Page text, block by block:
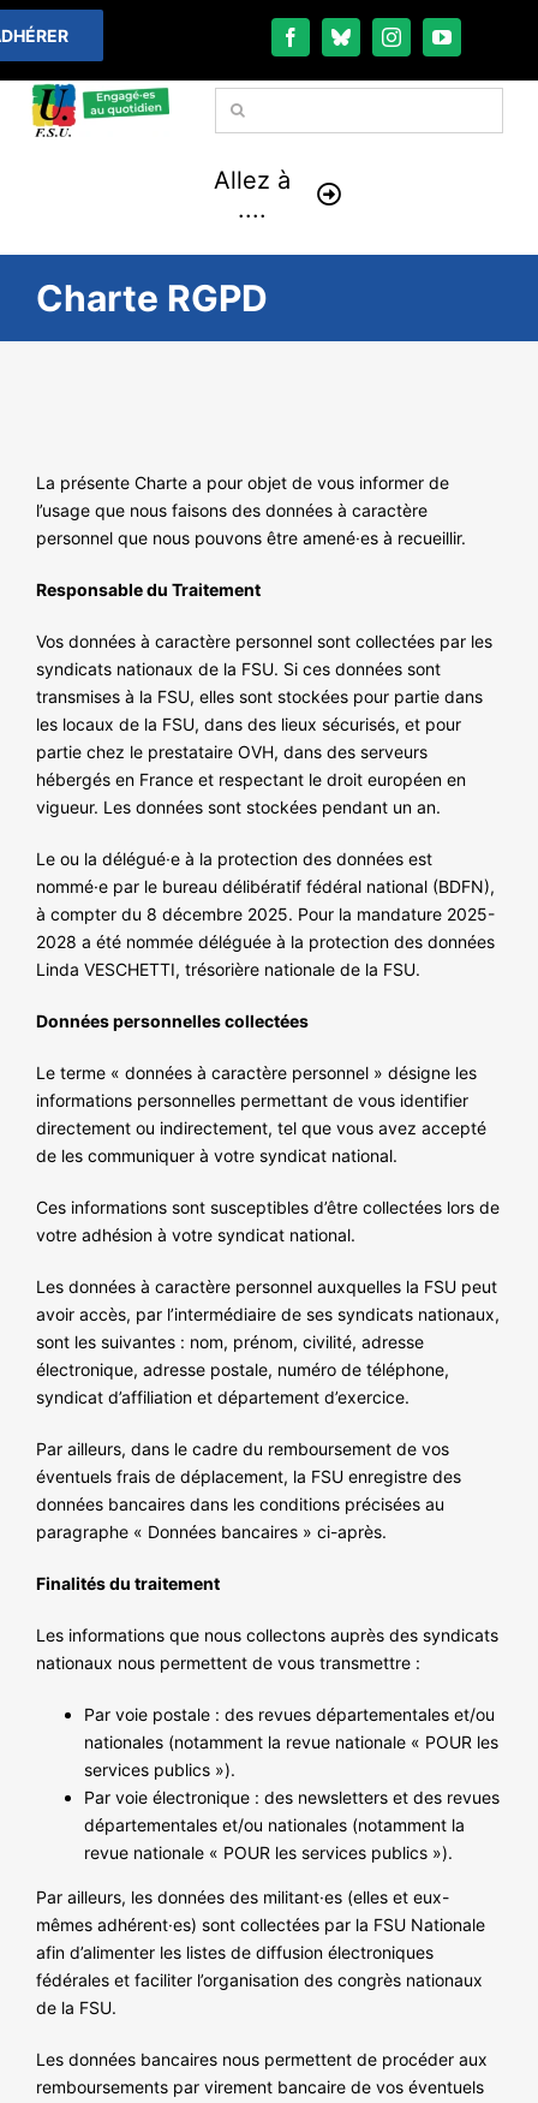
Passer
au
contenu
Rechercher:
Allez à
....
À LA UNE
THÉMATIQUES
COMMUNIQUÉS
NOS ACTIONS
Charte RGPD
La présente Charte a pour objet de vous informer de
l’usage que nous faisons des données à caractère
personnel que nous pouvons être amené·es à recueillir.
Responsable du Traitement
Vos données à caractère personnel sont collectées par les
syndicats nationaux de la FSU. Si ces données sont
transmises à la FSU, elles sont stockées pour partie dans
les locaux de la FSU, dans des lieux sécurisés, et pour
partie chez le prestataire OVH, dans des serveurs
hébergés en France et respectant le droit européen en
vigueur. Les données sont stockées pendant un an.
Le ou la délégué·e à la protection des données est
nommé·e par le bureau délibératif fédéral national (BDFN),
à compter du 8 décembre 2025. Pour la mandature 2025-
2028 a été nommée déléguée à la protection des données
Linda VESCHETTI, trésorière nationale de la FSU.
Données personnelles collectées
Le terme « données à caractère personnel » désigne les
informations personnelles permettant de vous identifier
directement ou indirectement, tel que vous avez accepté
de les communiquer à votre syndicat national.
Ces informations sont susceptibles d’être collectées lors de
votre adhésion à votre syndicat national.
Les données à caractère personnel auxquelles la FSU peut
avoir accès, par l’intermédiaire de ses syndicats nationaux,
sont les suivantes : nom, prénom, civilité, adresse
électronique, adresse postale, numéro de téléphone,
syndicat d’affiliation et département d’exercice.
Par ailleurs, dans le cadre du remboursement de vos
éventuels frais de déplacement, la FSU enregistre des
données bancaires dans les conditions précisées au
paragraphe « Données bancaires » ci-après.
Finalités du traitement
Les informations que nous collectons auprès des syndicats
nationaux nous permettent de vous transmettre :
Par voie postale : des revues départementales et/ou
nationales (notamment la revue nationale « POUR les
services publics »).
Par voie électronique : des newsletters et des revues
départementales et/ou nationales (notamment la
revue nationale « POUR les services publics »).
Par ailleurs, les données des militant·es (elles et eux-
mêmes adhérent·es) sont collectées par la FSU Nationale
afin d’alimenter les listes de diffusion électroniques
fédérales et faciliter l’organisation des congrès nationaux
de la FSU.
Les données bancaires nous permettent de procéder aux
remboursements par virement bancaire de vos éventuels